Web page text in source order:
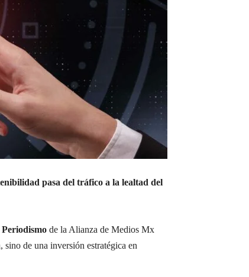
pasa del tráfico a la lealtad del
de la Alianza de Medios Mx
de una inversión estratégica en